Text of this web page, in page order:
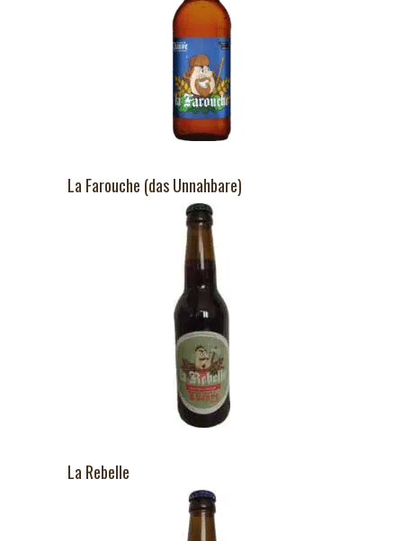
La Farouche (das Unnahbare)
La Rebelle